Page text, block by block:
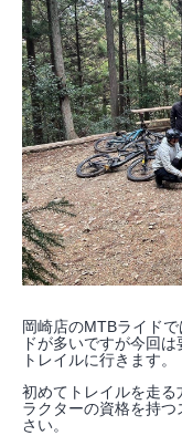
岡崎店のMTBライド
ドが多いですが今回
トレイルに行きます。
初めてトレイルを走る
ラクターの資格を持
さい。